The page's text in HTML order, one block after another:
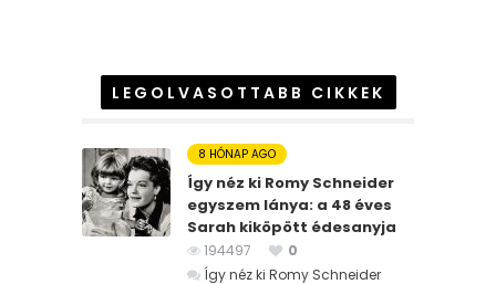
LEGOLVASOTTABB CIKKEK
8 HÓNAP AGO
Így néz ki Romy Schneider
egyszem lánya: a 48 éves
Sarah kiköpött édesanyja
194497
0
Így néz ki Romy Schneider